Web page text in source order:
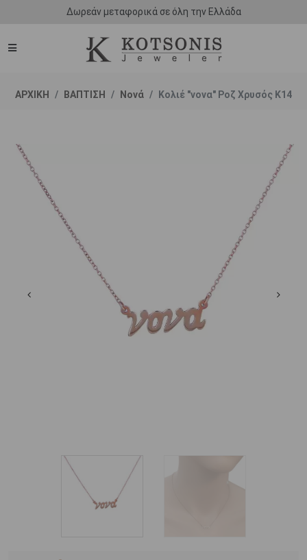
Δωρεάν μεταφορικά σε όλη την Ελλάδα
ΑΡΧΙΚΗ ΒΑΠΤΙΣΗ Νονά Κολιέ "νονα" Ροζ Χρυσός Κ14